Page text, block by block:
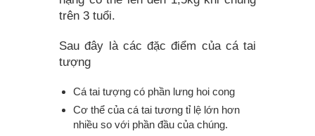
trên 3 tuổi.
Sau đây là các đặc điểm của cá tai
tượng
Cá tai tượng có phần lưng hoi cong
Cơ thể của cá tai tương tỉ lệ lớn hơn
nhiều so với phần đầu của chúng.